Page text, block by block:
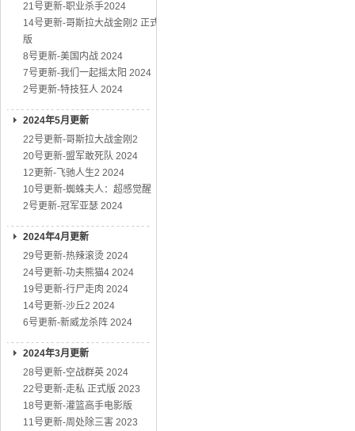
21号更新-职业杀手2024
14号更新-哥斯拉大战金刚2 正式
版
8号更新-美国内战 2024
7号更新-我们一起摇太阳 2024
2号更新-特技狂人 2024
2024年5月更新
22号更新-哥斯拉大战金刚2
20号更新-盟军敢死队 2024
12更新-飞驰人生2 2024
10号更新-蜘蛛夫人：超感觉醒
2号更新-冠军亚瑟 2024
2024年4月更新
29号更新-热辣滚烫 2024
24号更新-功夫熊猫4 2024
19号更新-行尸走肉 2024
14号更新-沙丘2 2024
6号更新-新威龙杀阵 2024
2024年3月更新
28号更新-空战群英 2024
22号更新-走私 正式版 2023
18号更新-灌篮高手电影版
11号更新-周处除三害 2023